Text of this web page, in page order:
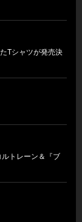
Tシャツが発売決
トレーン＆『ブ